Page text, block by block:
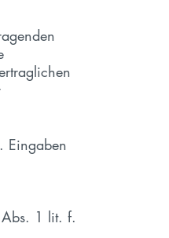
Eingaben
Abs. 1 lit. f.